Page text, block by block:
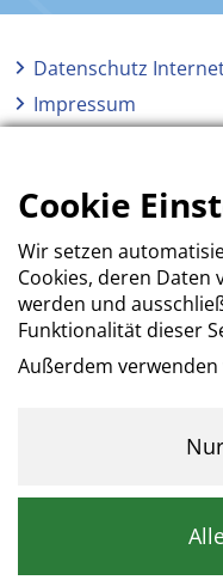
Datenschutz
Impressum
Cookie
Wir setzen
Cookies, deren Daten
werden und
Funktionalität dieser
Außerdem
lernen. Wir erheben
Notwendige Cookies